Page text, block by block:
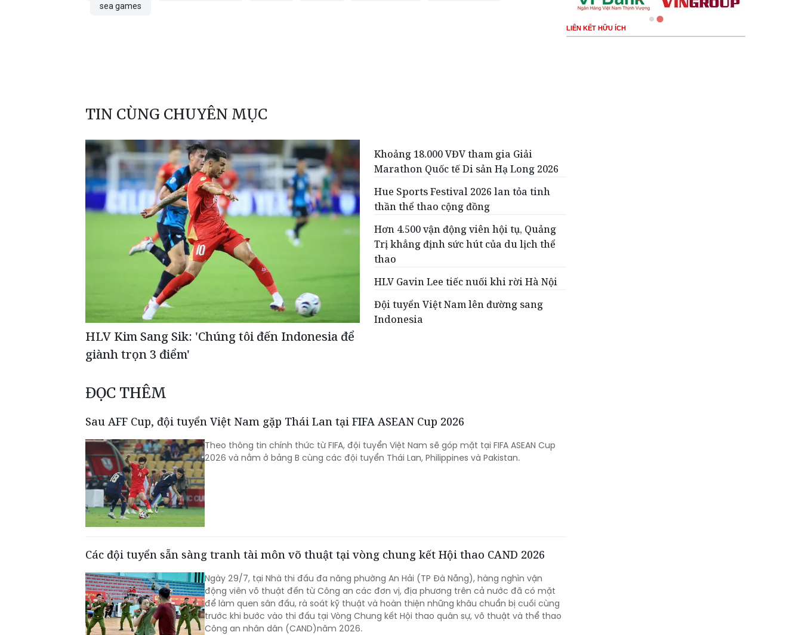
sea games
TIN CÙNG CHUYÊN MỤC
HLV Kim Sang Sik: 'Chúng tôi đến Indonesia để
giành trọn 3 điểm'
Khoảng 18.000 VĐV tham gia Giải
Marathon Quốc tế Di sản Hạ Long 2026
Hue Sports Festival 2026 lan tỏa tinh
thần thể thao cộng đồng
Hơn 4.500 vận động viên hội tụ, Quảng
Trị khẳng định sức hút của du lịch thể
thao
HLV Gavin Lee tiếc nuối khi rời Hà Nội
Đội tuyển Việt Nam lên đường sang
Indonesia
ĐỌC THÊM
Sau AFF Cup, đội tuyển Việt Nam gặp Thái Lan tại FIFA ASEAN Cup 2026
Theo thông tin chính thức từ FIFA, đội tuyển Việt Nam sẽ góp mặt tại FIFA ASEAN Cup
2026 và nằm ở bảng B cùng các đội tuyển Thái Lan, Philippines và Pakistan.
Các đội tuyển sẵn sàng tranh tài môn võ thuật tại vòng chung kết Hội thao CAND 2026
Ngày 29/7, tại Nhà thi đấu đa năng phường An Hải (TP Đà Nẵng), hàng nghìn vận
động viên võ thuật đến từ Công an các đơn vị, địa phương trên cả nước đã có mặt
để làm quen sân đấu, rà soát kỹ thuật và hoàn thiện những khâu chuẩn bị cuối cùng
trước khi bước vào thi đấu tại Vòng Chung kết Hội thao quân sự, võ thuật và thể thao
Công an nhân dân (CAND)năm 2026.
LIÊN KẾT HỮU ÍCH